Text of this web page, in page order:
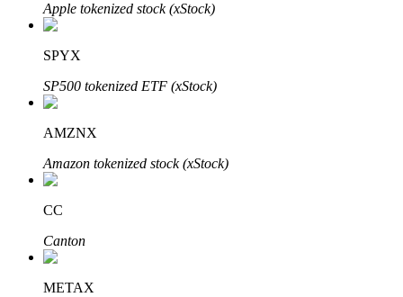
Aprenda a apostar
Aprenda como ganhar renda passiva
Bitrue
AI
Parceiros Bitrue
Apple tokenized stock (xStock)
SPYX
SP500 tokenized ETF (xStock)
AMZNX
Amazon tokenized stock (xStock)
CC
Canton
METAX